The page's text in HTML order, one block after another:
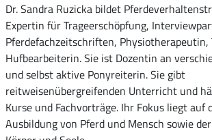
Dr. Sandra Ruzicka bildet
Expertin für Trageerschöpfung,
Pferdefachzeitschriften,
Hufbearbeiterin. Sie ist Dozentin an
und selbst aktive Ponyreiterin. Sie gibt
reitweisenübergreifenden Unterricht und
Kurse und Fachvorträge. Ihr Fokus liegt auf
Ausbildung von Pferd und Mensch sowie